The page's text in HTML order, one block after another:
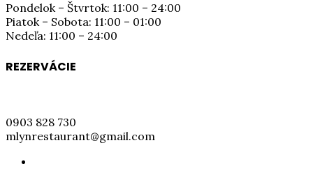
Pondelok – Štvrtok: 11:00 – 24:00
Piatok – Sobota: 11:00 – 01:00
Nedeľa: 11:00 – 24:00
REZERVÁCIE
0903 828 730
mlynrestaurant@gmail.com